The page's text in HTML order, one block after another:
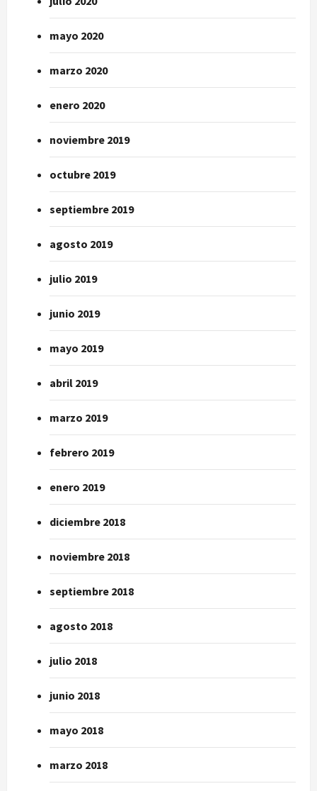
mayo 2020
marzo 2020
enero 2020
noviembre 2019
octubre 2019
septiembre 2019
agosto 2019
julio 2019
junio 2019
mayo 2019
abril 2019
marzo 2019
febrero 2019
enero 2019
diciembre 2018
noviembre 2018
septiembre 2018
agosto 2018
julio 2018
junio 2018
mayo 2018
marzo 2018